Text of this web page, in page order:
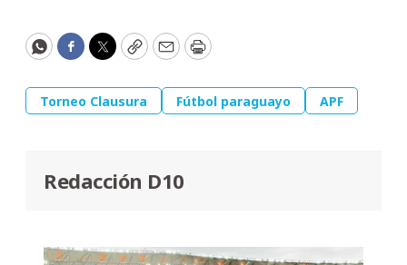
WhatsApp
Facebook
Twitter
CopyEmailPrint
Torneo Clausura Fútbol paraguayo APF
Redacción D10